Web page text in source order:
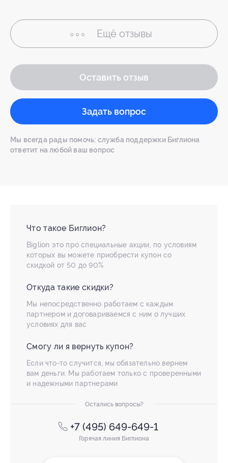
Ещё отзывы
Оставить отзыв
Задать вопрос
Мы всегда рады помочь: служба поддержки Биглиона
ответит на любой ваш вопрос
Что такое Биглион?
Biglion это про специальные акции, по условиям
которых вы можете приобрести купон со
скидкой от 50 до 90%
Откуда такие скидки?
Мы непосредственно работаем с каждым
партнером и договариваемся с ним о лучших
условиях для вас
Смогу ли я вернуть купон?
Если что-то случится, мы обязательно вернем
вам деньги. Мы работаем только с проверенными
и надежными партнерами
Остались вопросы?
+7 (495) 649-649-1
Горячая линия Биглиона